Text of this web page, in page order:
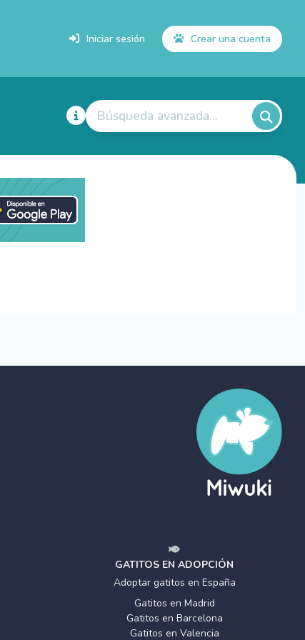
Iniciar sesión Crear una cuenta
Búsqueda avanzada...
GATITOS EN ADOPCIÓN
Adoptar gatitos en España
Gatitos en Madrid
Gatitos en Barcelona
Gatitos en Valencia